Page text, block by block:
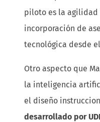
piloto es la agilidad
incorporación de
tecnológica desde
Otro aspecto que
la inteligencia
el diseño
desarrollado por